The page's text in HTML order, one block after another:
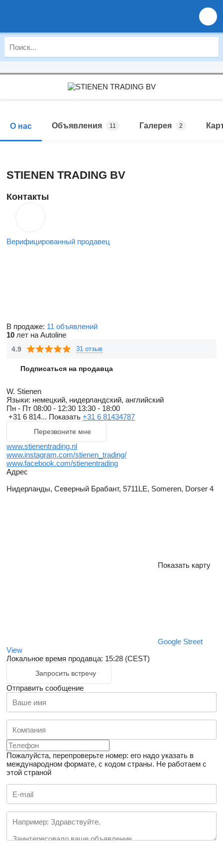
О нас Объявления 11 Галерея 2
STIENEN TRADING BV
Контакты
Верифицированный продавец
В продаже: 11 объявлений
10 лет на Autoline
4.9 31 отзыв
Подписаться на продавца
W. Stienen
Языки: немецкий, нидерландский, английский
Пн - Пт 08:00 - 12:30 13:30 - 18:00
+31 6 814... Показать +31 6 81434787
Перезвоните мне
www.stienentrading.nl
www.instagram.com/stienen_trading/
www.facebook.com/stienentrading
Адрес
Нидерланды, Северный Брабант, 5711LE, Someren, Dorser 4
Показать карту
Google Street
View
Локальное время продавца: 15:28 (CEST)
Запросить встречу
Отправить сообщение
Пожалуйста, перепроверьте номер: его надо указать в
международном формате, с кодом страны. Не работаем с
этой страной